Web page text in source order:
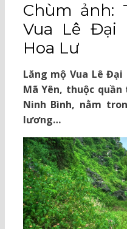
Chùm ảnh:
Vua Lê Đại
Hoa Lư
Lăng mộ Vua Lê
Mã Yên, thuộc
Ninh Bình, nằm
lương…